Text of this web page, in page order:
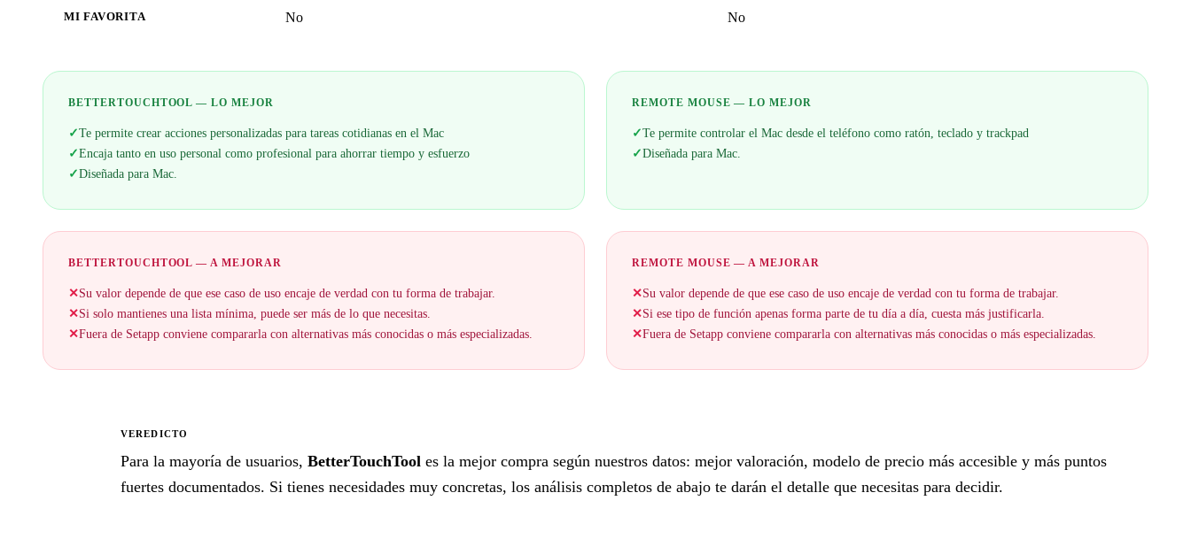
MI FAVORITA No No
BETTERTOUCHTOOL — LO MEJOR
✓Te permite crear acciones personalizadas para tareas cotidianas en el Mac
✓Encaja tanto en uso personal como profesional para ahorrar tiempo y esfuerzo
✓Diseñada para Mac.
REMOTE MOUSE — LO MEJOR
✓Te permite controlar el Mac desde el teléfono como ratón, teclado y trackpad
✓Diseñada para Mac.
BETTERTOUCHTOOL — A MEJORAR
✕Su valor depende de que ese caso de uso encaje de verdad con tu forma de trabajar.
✕Si solo mantienes una lista mínima, puede ser más de lo que necesitas.
✕Fuera de Setapp conviene compararla con alternativas más conocidas o más especializadas.
REMOTE MOUSE — A MEJORAR
✕Su valor depende de que ese caso de uso encaje de verdad con tu forma de trabajar.
✕Si ese tipo de función apenas forma parte de tu día a día, cuesta más justificarla.
✕Fuera de Setapp conviene compararla con alternativas más conocidas o más especializadas.
VEREDICTO
Para la mayoría de usuarios, BetterTouchTool es la mejor compra según nuestros datos: mejor valoración, modelo de precio más accesible y más puntos
fuertes documentados. Si tienes necesidades muy concretas, los análisis completos de abajo te darán el detalle que necesitas para decidir.